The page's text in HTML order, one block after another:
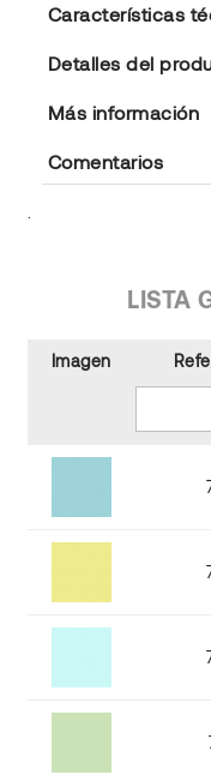
Características
Detalles del
Más información
Comentarios
LISTA
Imagen